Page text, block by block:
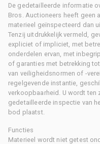
De gedetailleerde informatie
Bros. Auctioneers heeft geen
materieel geïnspecteerd dan
Tenzij uitdrukkelijk vermeld,
expliciet of impliciet, met
onderdelen ervan, met
of garanties met betrekking
van veiligheidsnormen of -
regelgevende instantie,
verkoopbaarheid. U wordt ten
gedetailleerde inspectie van
bod plaatst.
Functies
Materieel wordt niet getest